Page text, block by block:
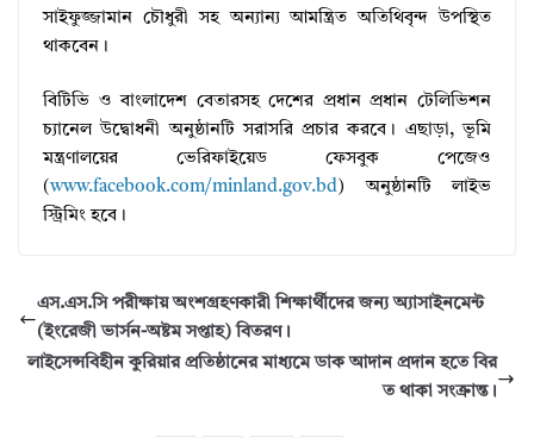
সাইফুজ্জামান চৌধুরী সহ অন্যান্য আমন্ত্রিত অতিথিবৃন্দ উপস্থিত
থাকবেন।
বিটিভি ও বাংলাদেশ বেতারসহ দেশের প্রধান প্রধান টেলিভিশন
চ্যানেল উদ্বোধনী অনুষ্ঠানটি সরাসরি প্রচার করবে। এছাড়া, ভূমি
মন্ত্রণালয়ের ভেরিফাইয়েড ফেসবুক পেজেও
(www.facebook.com/minland.gov.bd) অনুষ্ঠানটি লাইভ
স্ট্রিমিং হবে।
এস.এস.সি পরীক্ষায় অংশগ্রহণকারী শিক্ষার্থীদের জন্য অ্যাসাইনমেন্ট
(ইংরেজী ভার্সন-অষ্টম সপ্তাহ) বিতরণ।
লাইসেন্সবিহীন কুরিয়ার প্রতিষ্ঠানের মাধ্যমে ডাক আদান প্রদান হতে বির
ত থাকা সংক্রান্ত।